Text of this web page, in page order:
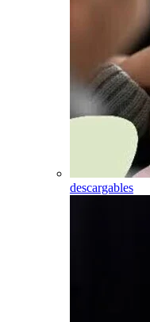
descargables